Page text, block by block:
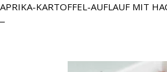
KARTOFFEL-AUFLAUF MIT